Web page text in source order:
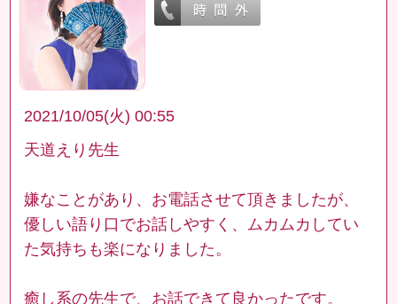
2021/10/05(火) 00:55
天道えり先生
嫌なことがあり、お電話させて頂きましたが、
優しい語り口でお話しやすく、ムカムカしてい
た気持ちも楽になりました。
癒し系の先生で、お話できて良かったです。